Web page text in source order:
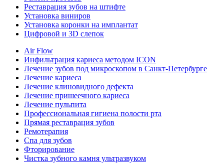
Реставрация зубов на штифте
Установка виниров
Установка коронки на имплантат
Цифровой и 3D слепок
Air Flow
Инфильтрация кариеса методом ICON
Лечение зубов под микроскопом в Санкт-Петербурге
Лечение кариеса
Лечение клиновидного дефекта
Лечение пришеечного кариеса
Лечение пульпита
Профессиональная гигиена полости рта
Прямая реставрация зубов
Ремотерапия
Спа для зубов
Фторирование
Чистка зубного камня ультразвуком